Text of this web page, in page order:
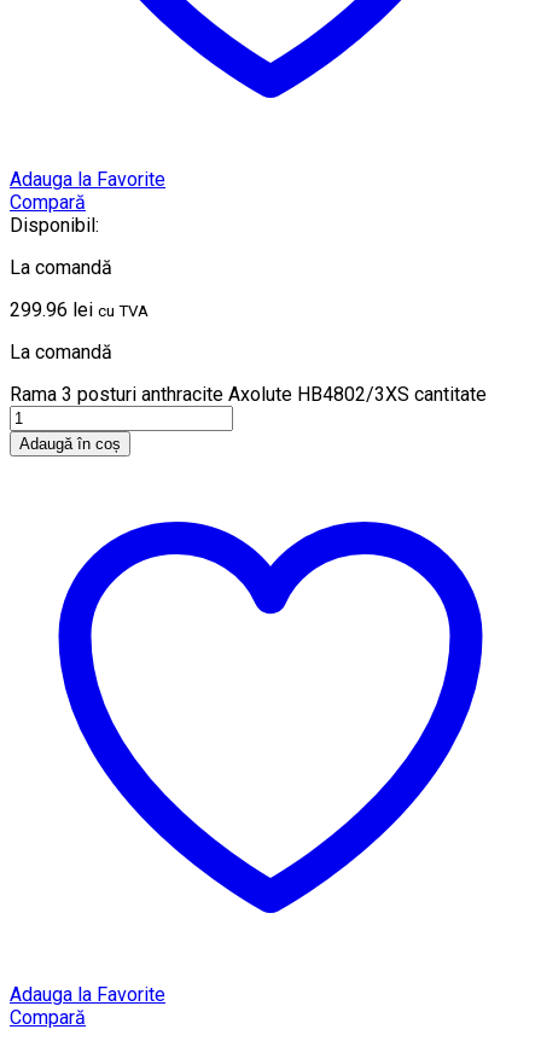
Adauga la Favorite
Compară
Disponibil:
La comandă
299.96 lei cu TVA
La comandă
Rama 3 posturi anthracite Axolute HB4802/3XS cantitate
Adaugă în coș
Adauga la Favorite
Compară